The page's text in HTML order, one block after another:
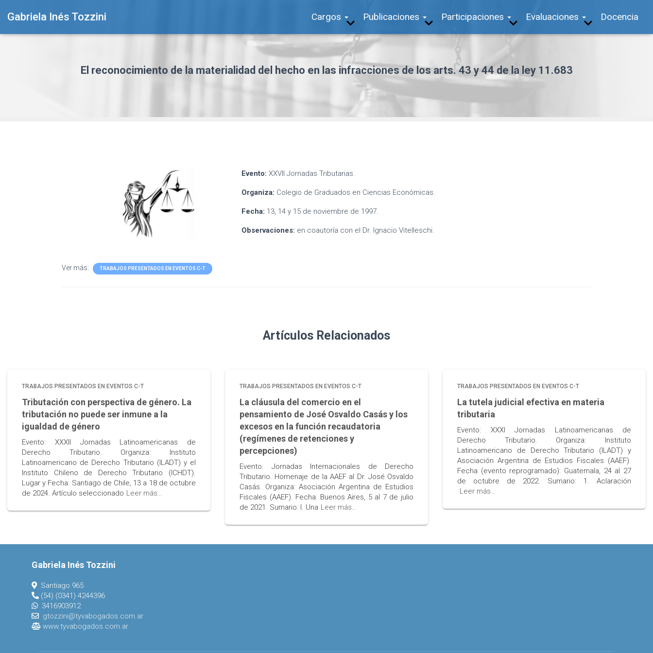
Gabriela Inés Tozzini Cargos Publicaciones Participaciones Evaluaciones Docencia
El reconocimiento de la materialidad del hecho en las infracciones de los arts. 43 y 44 de la ley 11.683
Evento: XXVII Jornadas Tributarias.
Organiza: Colegio de Graduados en Ciencias Económicas.
Fecha: 13, 14 y 15 de noviembre de 1997.
Observaciones: en coautoría con el Dr. Ignacio Vitelleschi.
Ver más: TRABAJOS PRESENTADOS EN EVENTOS C-T
Artículos Relacionados
TRABAJOS PRESENTADOS EN EVENTOS C-T
Tributación con perspectiva de género. La
tributación no puede ser inmune a la
igualdad de género
Evento: XXXII Jornadas Latinoamericanas de
Derecho Tributario. Organiza: Instituto
Latinoamericano de Derecho Tributario (ILADT) y el
Instituto Chileno de Derecho Tributario (ICHDT).
Lugar y Fecha: Santiago de Chile, 13 a 18 de octubre
de 2024. Artículo seleccionado Leer más…
TRABAJOS PRESENTADOS EN EVENTOS C-T
La cláusula del comercio en el
pensamiento de José Osvaldo Casás y los
excesos en la función recaudatoria
(regímenes de retenciones y
percepciones)
Evento: Jornadas Internacionales de Derecho
Tributario. Homenaje de la AAEF al Dr. José Osvaldo
Casás. Organiza: Asociación Argentina de Estudios
Fiscales (AAEF). Fecha: Buenos Aires, 5 al 7 de julio
de 2021. Sumario: I. Una Leer más…
TRABAJOS PRESENTADOS EN EVENTOS C-T
La tutela judicial efectiva en materia
tributaria
Evento: XXXI Jornadas Latinoamericanas de
Derecho Tributario. Organiza: Instituto
Latinoamericano de Derecho Tributario (ILADT) y
Asociación Argentina de Estudios Fiscales (AAEF).
Fecha (evento reprogramado): Guatemala, 24 al 27
de octubre de 2022. Sumario: 1. Aclaración
Leer más…
Gabriela Inés Tozzini
Santiago 965
(54) (0341) 4244396
3416903912
gtozzini@tyvabogados.com.ar
www.tyvabogados.com.ar